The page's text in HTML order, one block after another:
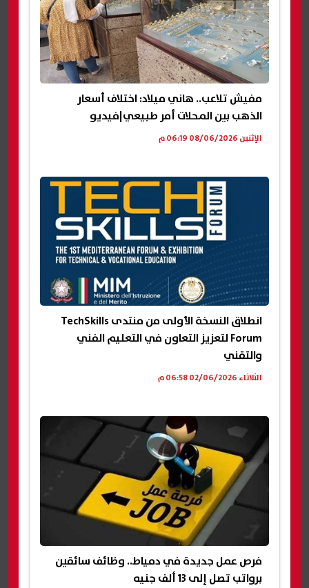
مفيش تلاعب.. هاني ميلاد: اختلاف أسعار
الذهب بين المحلات أمر طبيعي|فيديو
الإثنين 08/06/2026 06:19 م
انطلاق النسخة الأولى من منتدى TechSkills
Forum لتعزيز التعاون في التعليم الفني
والتقني
الثلاثاء 02/06/2026 06:58 م
فرص عمل جديدة في دمياط.. وظائف سائقين
برواتب تصل إلى 13 ألف جنيه